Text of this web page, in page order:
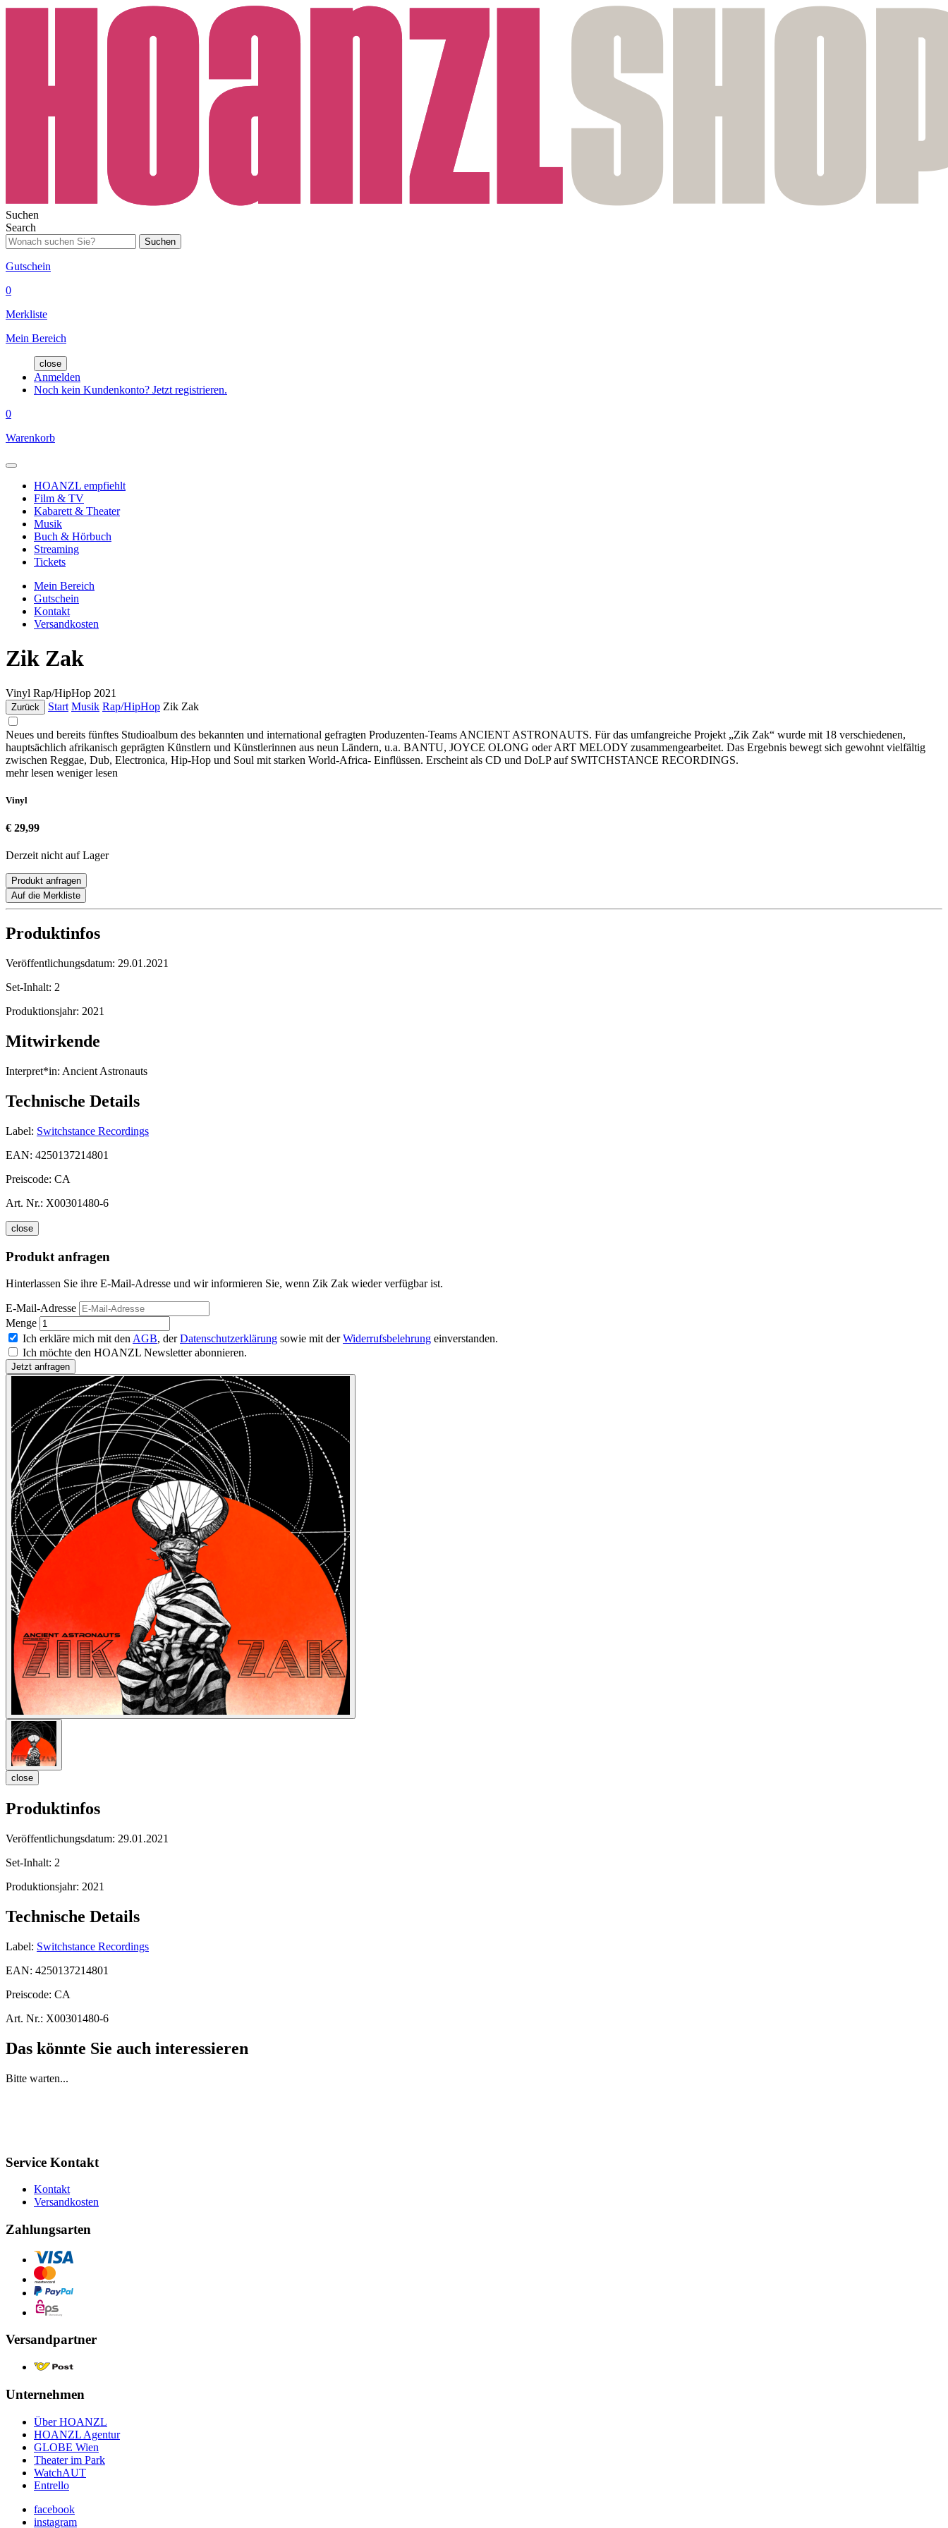
Suchen
Search
Suchen
Gutschein
0
Merkliste
Mein Bereich
close
Anmelden
Noch kein Kundenkonto? Jetzt registrieren.
0
Warenkorb
HOANZL empfiehlt
Film & TV
Kabarett & Theater
Musik
Buch & Hörbuch
Streaming
Tickets
Mein Bereich
Gutschein
Kontakt
Versandkosten
Zik Zak
Vinyl Rap/HipHop 2021
Zurück Start Musik Rap/HipHop Zik Zak
Neues und bereits fünftes Studioalbum des bekannten und international gefragten Produzenten-Teams ANCIENT ASTRONAUTS. Für das umfangreiche Projekt „Zik Zak“ wurde mit 18 verschiedenen,
hauptsächlich afrikanisch geprägten Künstlern und Künstlerinnen aus neun Ländern, u.a. BANTU, JOYCE OLONG oder ART MELODY zusammengearbeitet. Das Ergebnis bewegt sich gewohnt vielfältig
zwischen Reggae, Dub, Electronica, Hip-Hop und Soul mit starken World-Africa- Einflüssen. Erscheint als CD und DoLP auf SWITCHSTANCE RECORDINGS.
mehr lesen weniger lesen
Vinyl
€ 29,99
Derzeit nicht auf Lager
Produkt anfragen
Auf die Merkliste
Produktinfos
Veröffentlichungsdatum: 29.01.2021
Set-Inhalt: 2
Produktionsjahr: 2021
Mitwirkende
Interpret*in: Ancient Astronauts
Technische Details
Label: Switchstance Recordings
EAN: 4250137214801
Preiscode: CA
Art. Nr.: X00301480-6
close
Produkt anfragen
Hinterlassen Sie ihre E-Mail-Adresse und wir informieren Sie, wenn Zik Zak wieder verfügbar ist.
E-Mail-Adresse
Menge
Ich erkläre mich mit den AGB, derDatenschutzerklärung sowie mit derWiderrufsbelehrung einverstanden.
Ich möchte den HOANZL Newsletter abonnieren.
close
Produktinfos
Veröffentlichungsdatum: 29.01.2021
Set-Inhalt: 2
Produktionsjahr: 2021
Technische Details
Label: Switchstance Recordings
EAN: 4250137214801
Preiscode: CA
Art. Nr.: X00301480-6
Das könnte Sie auch interessieren
Bitte warten...
Service Kontakt
Kontakt
Versandkosten
Zahlungsarten
Versandpartner
Unternehmen
Über HOANZL
HOANZL Agentur
GLOBE Wien
Theater im Park
WatchAUT
Entrello
facebook
instagram